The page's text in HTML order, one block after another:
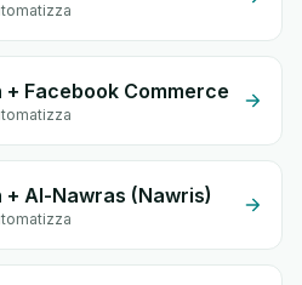
+ Facebook Commerce
+ Al-Nawras (Nawris)